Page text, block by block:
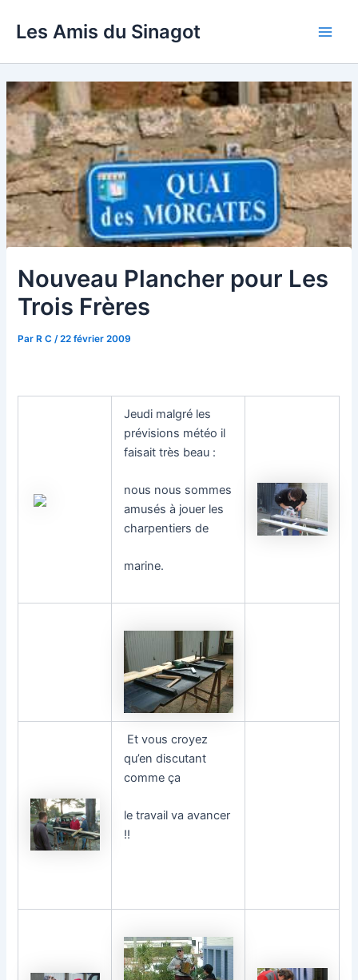
Les Amis du Sinagot
Nouveau Plancher pour Les
Trois Frères
ParR C /22 février 2009
Jeudi malgré les
prévisions météo il
faisait très beau :
nous nous sommes
amusés à jouer les
charpentiers de
marine.
Et vous croyez
qu’en discutant
comme ça
le travail va avancer
!!